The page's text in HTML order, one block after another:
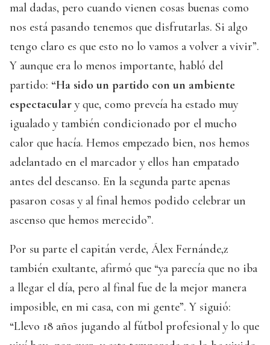
mal dadas, pero cuando vienen cosas buenas como
nos está pasando tenemos que disfrutarlas. Si algo
tengo claro es que esto no lo vamos a volver a vivir”.
Y aunque era lo menos importante, habló del
partido: “Ha sido un partido con un ambiente
espectacular y que, como preveía ha estado muy
igualado y también condicionado por el mucho
calor que hacía. Hemos empezado bien, nos hemos
adelantado en el marcador y ellos han empatado
antes del descanso. En la segunda parte apenas
pasaron cosas y al final hemos podido celebrar un
ascenso que hemos merecido”.
Por su parte el capitán verde, Álex Fernánde,z
también exultante, afirmó que “ya parecía que no iba
a llegar el día, pero al final fue de la mejor manera
imposible, en mi casa, con mi gente”. Y siguió:
“Llevo 18 años jugando al fútbol profesional y lo que